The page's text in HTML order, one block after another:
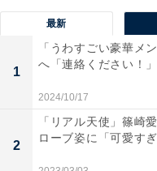
最新
1
「うわすごい豪華メ
へ「連絡ください！
2024/10/17
2
「リアル天使」篠崎
ローブ姿に「可愛す